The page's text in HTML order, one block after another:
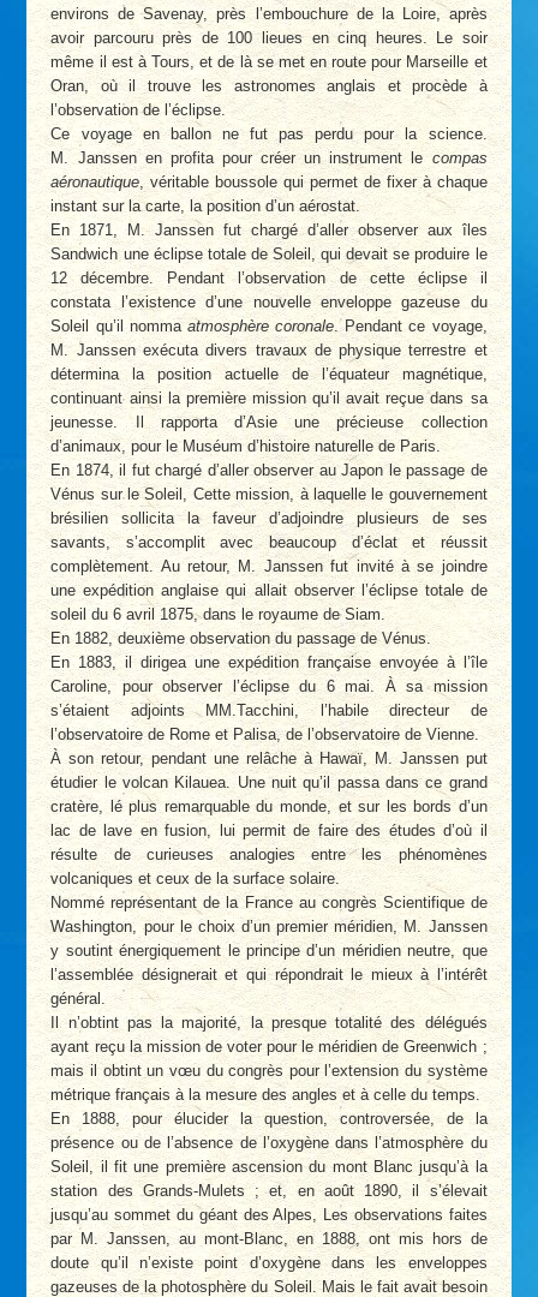
environs de Savenay, près l’embouchure de la Loire, après
avoir parcouru près de 100 lieues en cinq heures. Le soir
même il est à Tours, et de là se met en route pour Marseille et
Oran, où il trouve les astronomes anglais et procède à
l’observation de l’éclipse.
Ce voyage en ballon ne fut pas perdu pour la science.
M. Janssen en profita pour créer un instrument le compas
aéronautique , véritable boussole qui permet de fixer à chaque
instant sur la carte, la position d’un aérostat.
En 1871, M. Janssen fut chargé d’aller observer aux îles
Sandwich une éclipse totale de Soleil, qui devait se produire le
12 décembre. Pendant l’observation de cette éclipse il
constata l’existence d’une nouvelle enveloppe gazeuse du
Soleil qu’il nomma atmosphère coronale. Pendant ce voyage,
M. Janssen exécuta divers travaux de physique terrestre et
détermina la position actuelle de l’équateur magnétique,
continuant ainsi la première mission qu’il avait reçue dans sa
jeunesse. Il rapporta d’Asie une précieuse collection
d’animaux, pour le Muséum d’histoire naturelle de Paris.
En 1874, il fut chargé d’aller observer au Japon le passage de
Vénus sur le Soleil, Cette mission, à laquelle le gouvernement
brésilien sollicita la faveur d’adjoindre plusieurs de ses
savants, s’accomplit avec beaucoup d’éclat et réussit
complètement. Au retour, M. Janssen fut invité à se joindre
une expédition anglaise qui allait observer l’éclipse totale de
soleil du 6 avril 1875, dans le royaume de Siam.
En 1882, deuxième observation du passage de Vénus.
En 1883, il dirigea une expédition française envoyée à l’île
Caroline, pour observer l’éclipse du 6 mai. À sa mission
s’étaient adjoints MM.Tacchini, l’habile directeur de
l’observatoire de Rome et Palisa, de l’observatoire de Vienne.
À son retour, pendant une relâche à Hawaï, M. Janssen put
étudier le volcan Kilauea. Une nuit qu’il passa dans ce grand
cratère, lé plus remarquable du monde, et sur les bords d’un
lac de lave en fusion, lui permit de faire des études d’où il
résulte de curieuses analogies entre les phénomènes
volcaniques et ceux de la surface solaire.
Nommé représentant de la France au congrès Scientifique de
Washington, pour le choix d’un premier méridien, M. Janssen
y soutint énergiquement le principe d’un méridien neutre, que
l’assemblée désignerait et qui répondrait le mieux à l’intérêt
général.
Il n’obtint pas la majorité, la presque totalité des délégués
ayant reçu la mission de voter pour le méridien de Greenwich ;
mais il obtint un vœu du congrès pour l’extension du système
métrique français à la mesure des angles et à celle du temps.
En 1888, pour élucider la question, controversée, de la
présence ou de l’absence de l’oxygène dans l’atmosphère du
Soleil, il fit une première ascension du mont Blanc jusqu’à la
station des Grands-Mulets ; et, en août 1890, il s’élevait
jusqu’au sommet du géant des Alpes, Les observations faites
par M. Janssen, au mont-Blanc, en 1888, ont mis hors de
doute qu’il n’existe point d’oxygène dans les enveloppes
gazeuses de la photosphère du Soleil. Mais le fait avait besoin